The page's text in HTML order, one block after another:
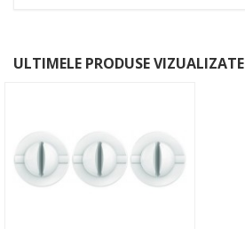
ULTIMELE PRODUSE VIZUALIZATE